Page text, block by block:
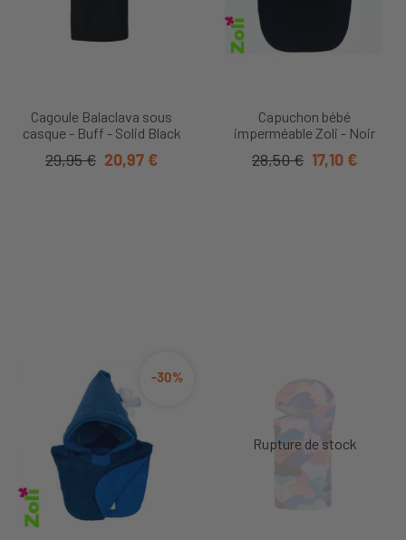
Cagoule Balaclava sous
casque - Buff - Solid Black
29,95 € 20,97 €
Capuchon bébé
imperméable Zoli - Noir
28,50 € 17,10 €
-30%